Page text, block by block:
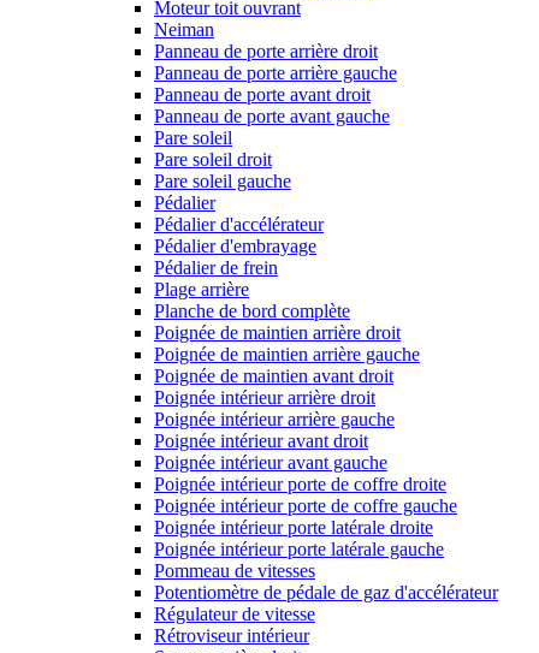
Moteur toit ouvrant
Neiman
Panneau de porte arrière droit
Panneau de porte arrière gauche
Panneau de porte avant droit
Panneau de porte avant gauche
Pare soleil
Pare soleil droit
Pare soleil gauche
Pédalier
Pédalier d'accélérateur
Pédalier d'embrayage
Pédalier de frein
Plage arrière
Planche de bord complète
Poignée de maintien arrière droit
Poignée de maintien arrière gauche
Poignée de maintien avant droit
Poignée intérieur arrière droit
Poignée intérieur arrière gauche
Poignée intérieur avant droit
Poignée intérieur avant gauche
Poignée intérieur porte de coffre droite
Poignée intérieur porte de coffre gauche
Poignée intérieur porte latérale droite
Poignée intérieur porte latérale gauche
Pommeau de vitesses
Potentiomètre de pédale de gaz d'accélérateur
Régulateur de vitesse
Rétroviseur intérieur